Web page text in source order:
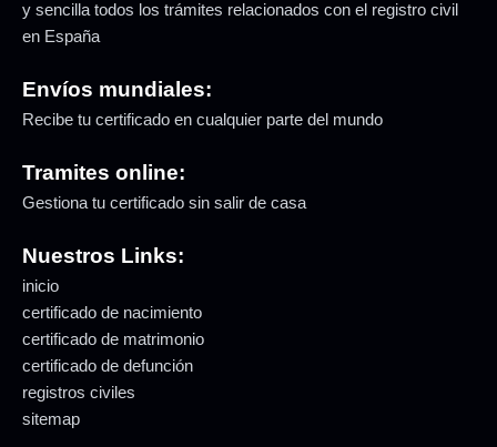
y sencilla todos los trámites relacionados con el registro civil
en España
Envíos mundiales:
Recibe tu certificado en cualquier parte del mundo
Tramites online:
Gestiona tu certificado sin salir de casa
Nuestros Links:
inicio
certificado de nacimiento
certificado de matrimonio
certificado de defunción
registros civiles
sitemap